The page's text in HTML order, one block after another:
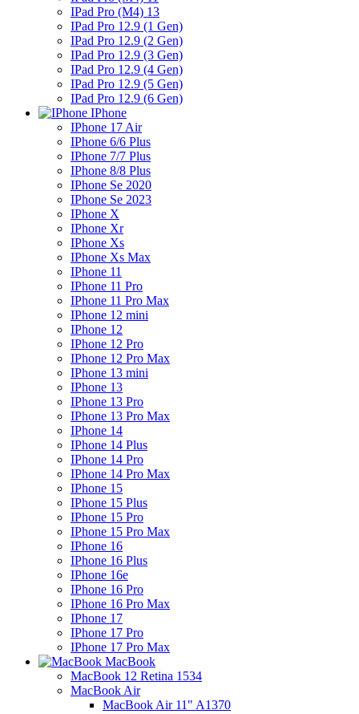
IPad Pro (M4) 13
IPad Pro 12.9 (1 Gen)
IPad Pro 12.9 (2 Gen)
IPad Pro 12.9 (3 Gen)
IPad Pro 12.9 (4 Gen)
IPad Pro 12.9 (5 Gen)
IPad Pro 12.9 (6 Gen)
IPhone
IPhone 17 Air
IPhone 6/6 Plus
IPhone 7/7 Plus
IPhone 8/8 Plus
IPhone Se 2020
IPhone Se 2023
IPhone X
IPhone Xr
IPhone Xs
IPhone Xs Max
IPhone 11
IPhone 11 Pro
IPhone 11 Pro Max
IPhone 12 mini
IPhone 12
IPhone 12 Pro
IPhone 12 Pro Max
IPhone 13 mini
IPhone 13
IPhone 13 Pro
IPhone 13 Pro Max
IPhone 14
IPhone 14 Plus
IPhone 14 Pro
IPhone 14 Pro Max
IPhone 15
IPhone 15 Plus
IPhone 15 Pro
IPhone 15 Pro Max
IPhone 16
IPhone 16 Plus
IPhone 16e
IPhone 16 Pro
IPhone 16 Pro Max
IPhone 17
IPhone 17 Pro
IPhone 17 Pro Max
MacBook
MacBook 12 Retina 1534
MacBook Air
MacBook Air 11" A1370